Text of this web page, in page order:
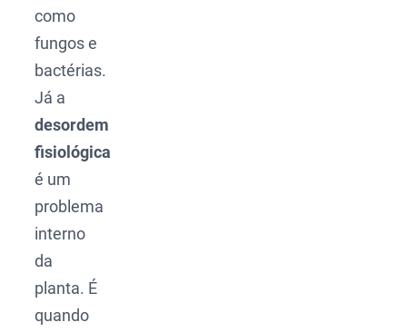
como
fungos e
bactérias.
Já a
desordem
fisiológica
é um
problema
interno
da
planta. É
quando